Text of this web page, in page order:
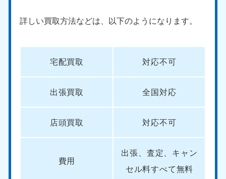
詳しい買取方法などは、以下のようになります。
宅配買取 対応不可
出張買取 全国対応
店頭買取 対応不可
費用
出張、査定、キャン
セル料すべて無料